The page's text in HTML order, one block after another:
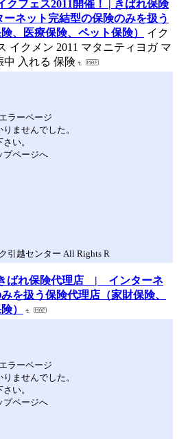
クフェス2011開催！ | きばれ保険
ット完結型の保険のみを扱う
、医療保険、ペット保険）
イク
イクメン 2011 マタニティヨガ マ
中 入れる 保険
ラーページ
ませんでした。
い。
プページへ
引越センター All Rights R
ばれ保険代理店 | インターネ
を扱う保険代理店（家財保険、
）
ラーページ
ませんでした。
い。
プページへ